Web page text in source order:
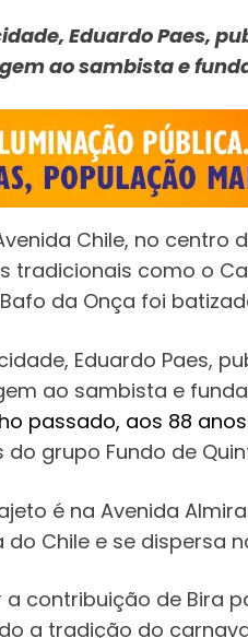
Eduardo Paes,
ao sambista e
Chile, no centro
tradicionais como o
da Onça foi
Eduardo Paes,
ao sambista e
passado, aos 88
grupo Fundo de
é na Avenida
do Chile e se dispersa
a contribuição de Bira
a tradição do